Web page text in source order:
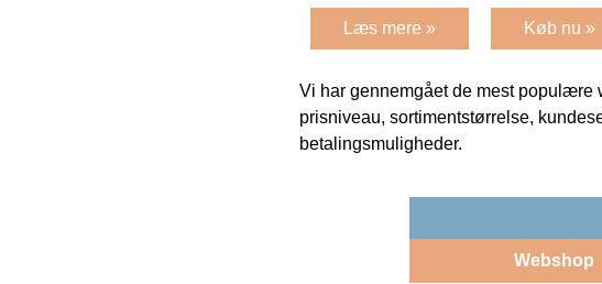
Læs mere » Køb nu »
Vi har gennemgået de mest populære
prisniveau, sortimentstørrelse,
betalingsmuligheder.
Webshop